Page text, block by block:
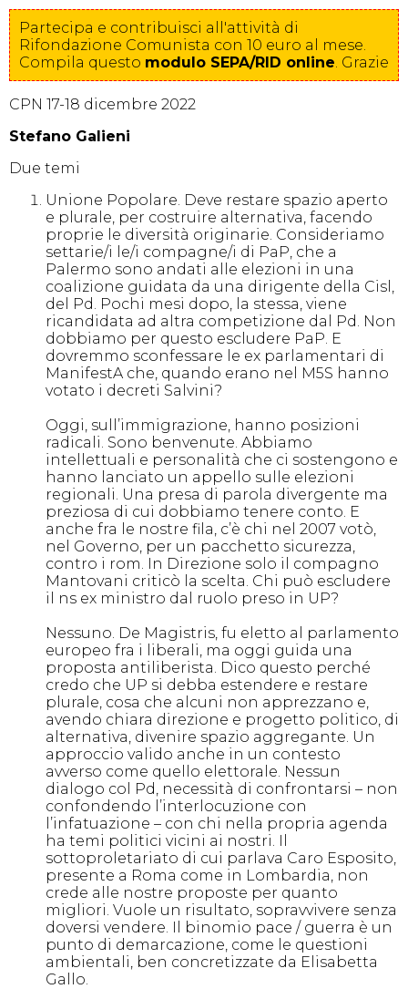
Partecipa e contribuisci all'attività di
Rifondazione Comunista con 10 euro al mese.
Compila questo modulo SEPA/RID online. Grazie
CPN 17-18 dicembre 2022
Stefano Galieni
Due temi
Unione Popolare. Deve restare spazio aperto
e plurale, per costruire alternativa, facendo
proprie le diversità originarie. Consideriamo
settarie/i le/i compagne/i di PaP, che a
Palermo sono andati alle elezioni in una
coalizione guidata da una dirigente della Cisl,
del Pd. Pochi mesi dopo, la stessa, viene
ricandidata ad altra competizione dal Pd. Non
dobbiamo per questo escludere PaP. E
dovremmo sconfessare le ex parlamentari di
ManifestA che, quando erano nel M5S hanno
votato i decreti Salvini?
Oggi, sull’immigrazione, hanno posizioni
radicali. Sono benvenute. Abbiamo
intellettuali e personalità che ci sostengono e
hanno lanciato un appello sulle elezioni
regionali. Una presa di parola divergente ma
preziosa di cui dobbiamo tenere conto. E
anche fra le nostre fila, c’è chi nel 2007 votò,
nel Governo, per un pacchetto sicurezza,
contro i rom. In Direzione solo il compagno
Mantovani criticò la scelta. Chi può escludere
il ns ex ministro dal ruolo preso in UP?
Nessuno. De Magistris, fu eletto al parlamento
europeo fra i liberali, ma oggi guida una
proposta antiliberista. Dico questo perché
credo che UP si debba estendere e restare
plurale, cosa che alcuni non apprezzano e,
avendo chiara direzione e progetto politico, di
alternativa, divenire spazio aggregante. Un
approccio valido anche in un contesto
avverso come quello elettorale. Nessun
dialogo col Pd, necessità di confrontarsi – non
confondendo l’interlocuzione con
l’infatuazione – con chi nella propria agenda
ha temi politici vicini ai nostri. Il
sottoproletariato di cui parlava Caro Esposito,
presente a Roma come in Lombardia, non
crede alle nostre proposte per quanto
migliori. Vuole un risultato, sopravvivere senza
doversi vendere. Il binomio pace / guerra è un
punto di demarcazione, come le questioni
ambientali, ben concretizzate da Elisabetta
Gallo.